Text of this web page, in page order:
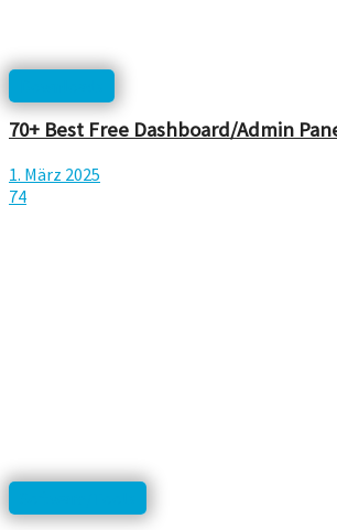
70+ Best Free Dashboard/Admin
1. März 2025
74